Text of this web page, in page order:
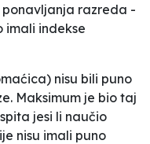
razreda -
imali indekse
nisu bili puno
Maksimum je bio taj
jesi li naučio
nisu imali puno